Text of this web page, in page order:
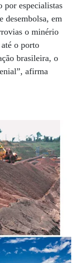
por especialistas
desembolsa, em
o minério
o porto
brasileira, o
afirma